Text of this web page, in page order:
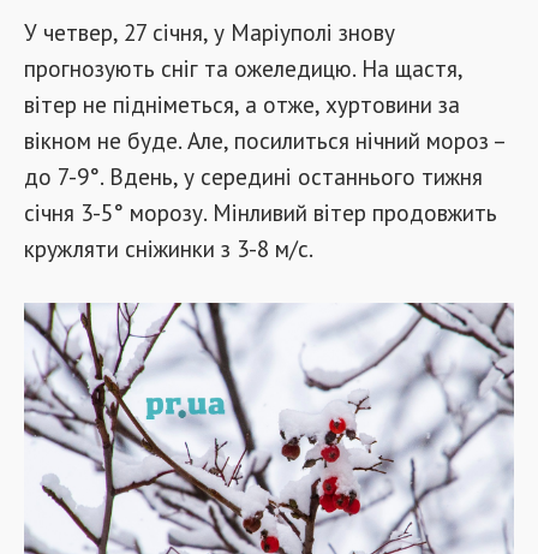
У четвер, 27 січня, у Маріуполі знову
прогнозують сніг та ожеледицю. На щастя,
вітер не підніметься, а отже, хуртовини за
вікном не буде. Але, посилиться нічний мороз –
до 7-9°. Вдень, у середині останнього тижня
січня 3-5° морозу. Мінливий вітер продовжить
кружляти сніжинки з 3-8 м/с.